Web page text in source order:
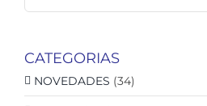
CATEGORIAS
NOVEDADES (34)